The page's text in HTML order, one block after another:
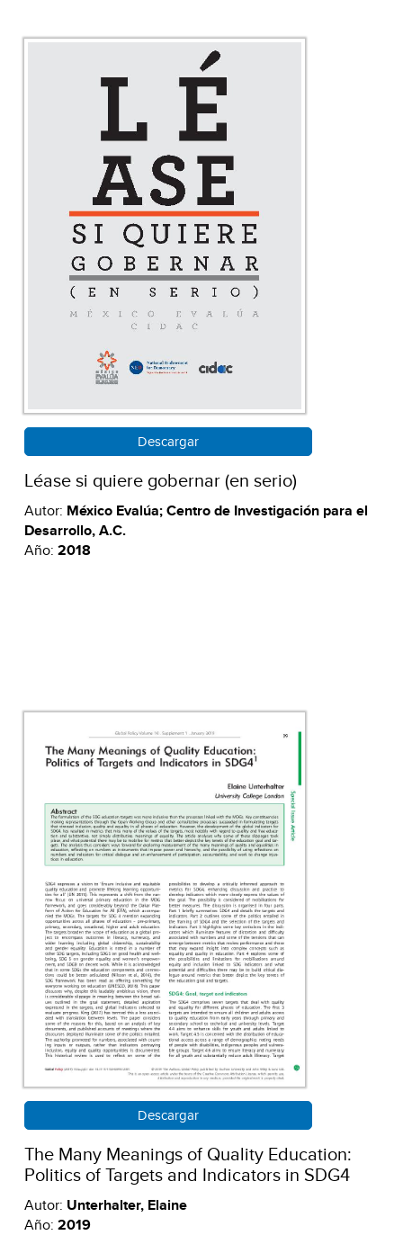
Descargar
Léase si quiere gobernar (en serio)
Autor: México Evalúa; Centro de Investigación para el
Desarrollo, A.C.
Año: 2018
Descargar
The Many Meanings of Quality Education:
Politics of Targets and Indicators in SDG4
Autor: Unterhalter, Elaine
Año: 2019